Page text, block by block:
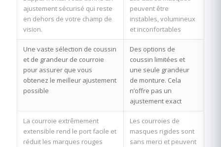
ajustement sécurisé qui reste
en dehors de votre champ de
vision.
peuvent être
instables, volumineux
et inconfortables
Une vaste sélection de coussin
et de grandeur de courroie
pour assurer que vous
obtenez le meilleur ajustement
possible
Des options de
coussin limitées et
une seule grandeur
de monture. Cela
n’offre pas un
ajustement exact
La courroie extrêmement
extensible rend le port facile et
réduit les marques rouges
Les courroies de
masques rigides sont
sans merci et peuvent